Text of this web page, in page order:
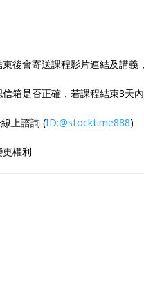
後會寄送課程影片連結及講義
箱是否正確，若課程結束3天
上諮詢 (ID:@stocktime888)
權利